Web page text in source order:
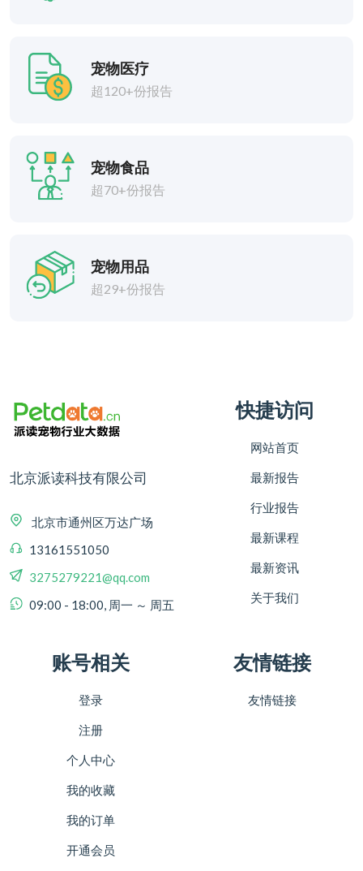
宠物医疗
超120+份报告
宠物食品
超70+份报告
宠物用品
超29+份报告
北京派读科技有限公司
北京市通州区万达广场
13161551050
3275279221@qq.com
09:00 - 18:00, 周一 ～ 周五
快捷访问
网站首页
最新报告
行业报告
最新课程
最新资讯
关于我们
账号相关
登录
注册
个人中心
我的收藏
我的订单
开通会员
友情链接
友情链接